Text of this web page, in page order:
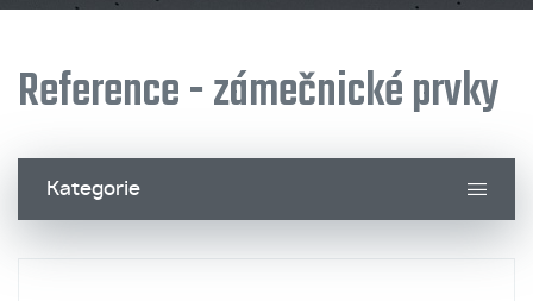
Reference - zámečnické prvky
Kategorie